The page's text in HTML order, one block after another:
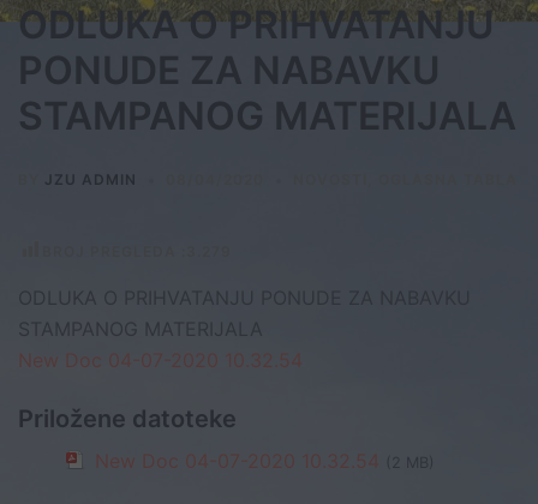
ODLUKA O PRIHVATANJU
PONUDE ZA NABAVKU
STAMPANOG MATERIJALA
JZU ADMIN
ODLUKA O PRIHVATANJU PONUDE ZA NABAVKU
STAMPANOG MATERIJALA
New Doc 04-07-2020 10.32.54
Priložene datoteke
New Doc 04-07-2020 10.32.54 (2 MB)